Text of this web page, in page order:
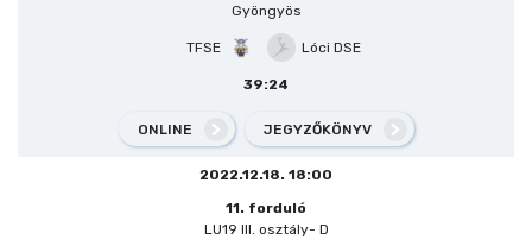
Gyöngyös
TFSE Lóci DSE
39:24
ONLINE JEGYZŐKÖNYV
2022.12.18. 18:00
11. forduló
LU19 III. osztály- D